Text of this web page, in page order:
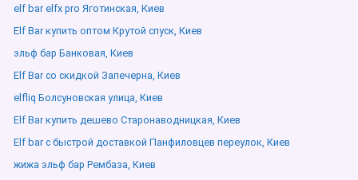
elf bar elfx pro Яготинская, Киев
Elf Bar купить оптом Крутой спуск, Киев
эльф бар Банковая, Киев
Elf Bar со скидкой Запечерна, Киев
elfliq Болсуновская улица, Киев
Elf Bar купить дешево Старонаводницкая, Киев
Elf bar с быстрой доставкой Панфиловцев переулок, Киев
жижа эльф бар Рембаза, Киев